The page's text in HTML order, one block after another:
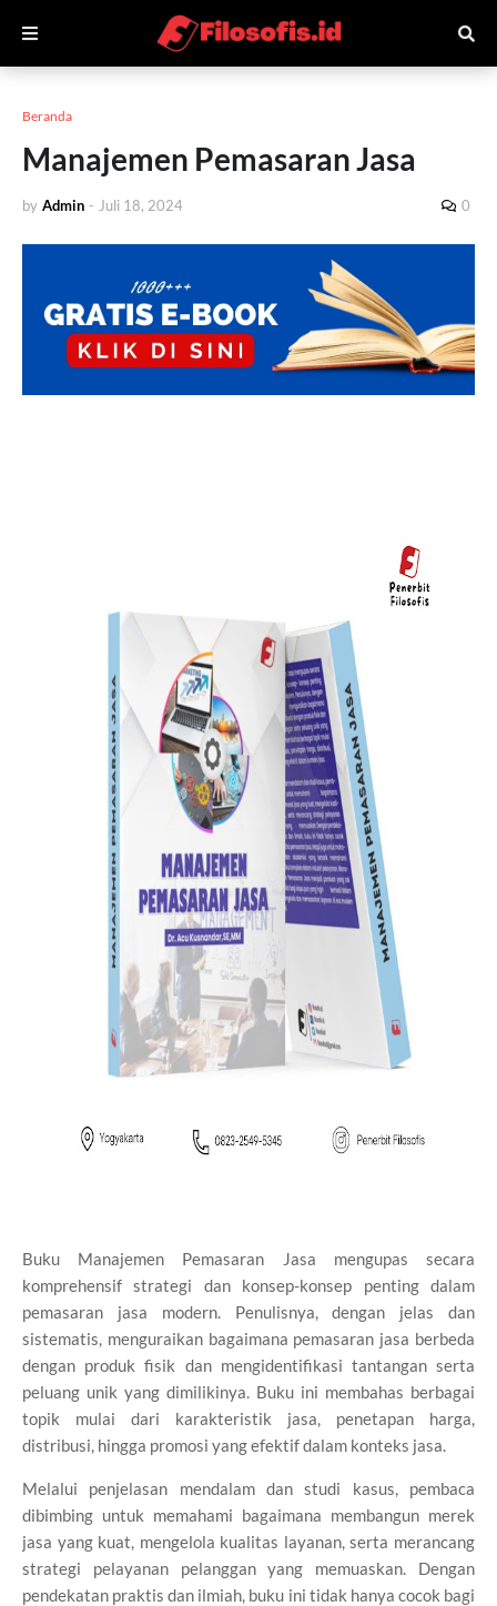
Beranda
Manajemen Pemasaran Jasa
by Admin - Juli 18, 2024 0
Buku Manajemen Pemasaran Jasa mengupas secara
komprehensif strategi dan konsep-konsep penting dalam
pemasaran jasa modern. Penulisnya, dengan jelas dan
sistematis, menguraikan bagaimana pemasaran jasa berbeda
dengan produk fisik dan mengidentifikasi tantangan serta
peluang unik yang dimilikinya. Buku ini membahas berbagai
topik mulai dari karakteristik jasa, penetapan harga,
distribusi, hingga promosi yang efektif dalam konteks jasa.
Melalui penjelasan mendalam dan studi kasus, pembaca
dibimbing untuk memahami bagaimana membangun merek
jasa yang kuat, mengelola kualitas layanan, serta merancang
strategi pelayanan pelanggan yang memuaskan. Dengan
pendekatan praktis dan ilmiah, buku ini tidak hanya cocok bagi